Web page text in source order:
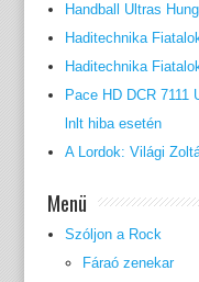
Handball Ultras
Haditechnika
Haditechnika
Pace HD DCR 7111
lnlt hiba esetén
A Lordok: Világi
Menü
Szóljon a Rock
Fáraó zenekar